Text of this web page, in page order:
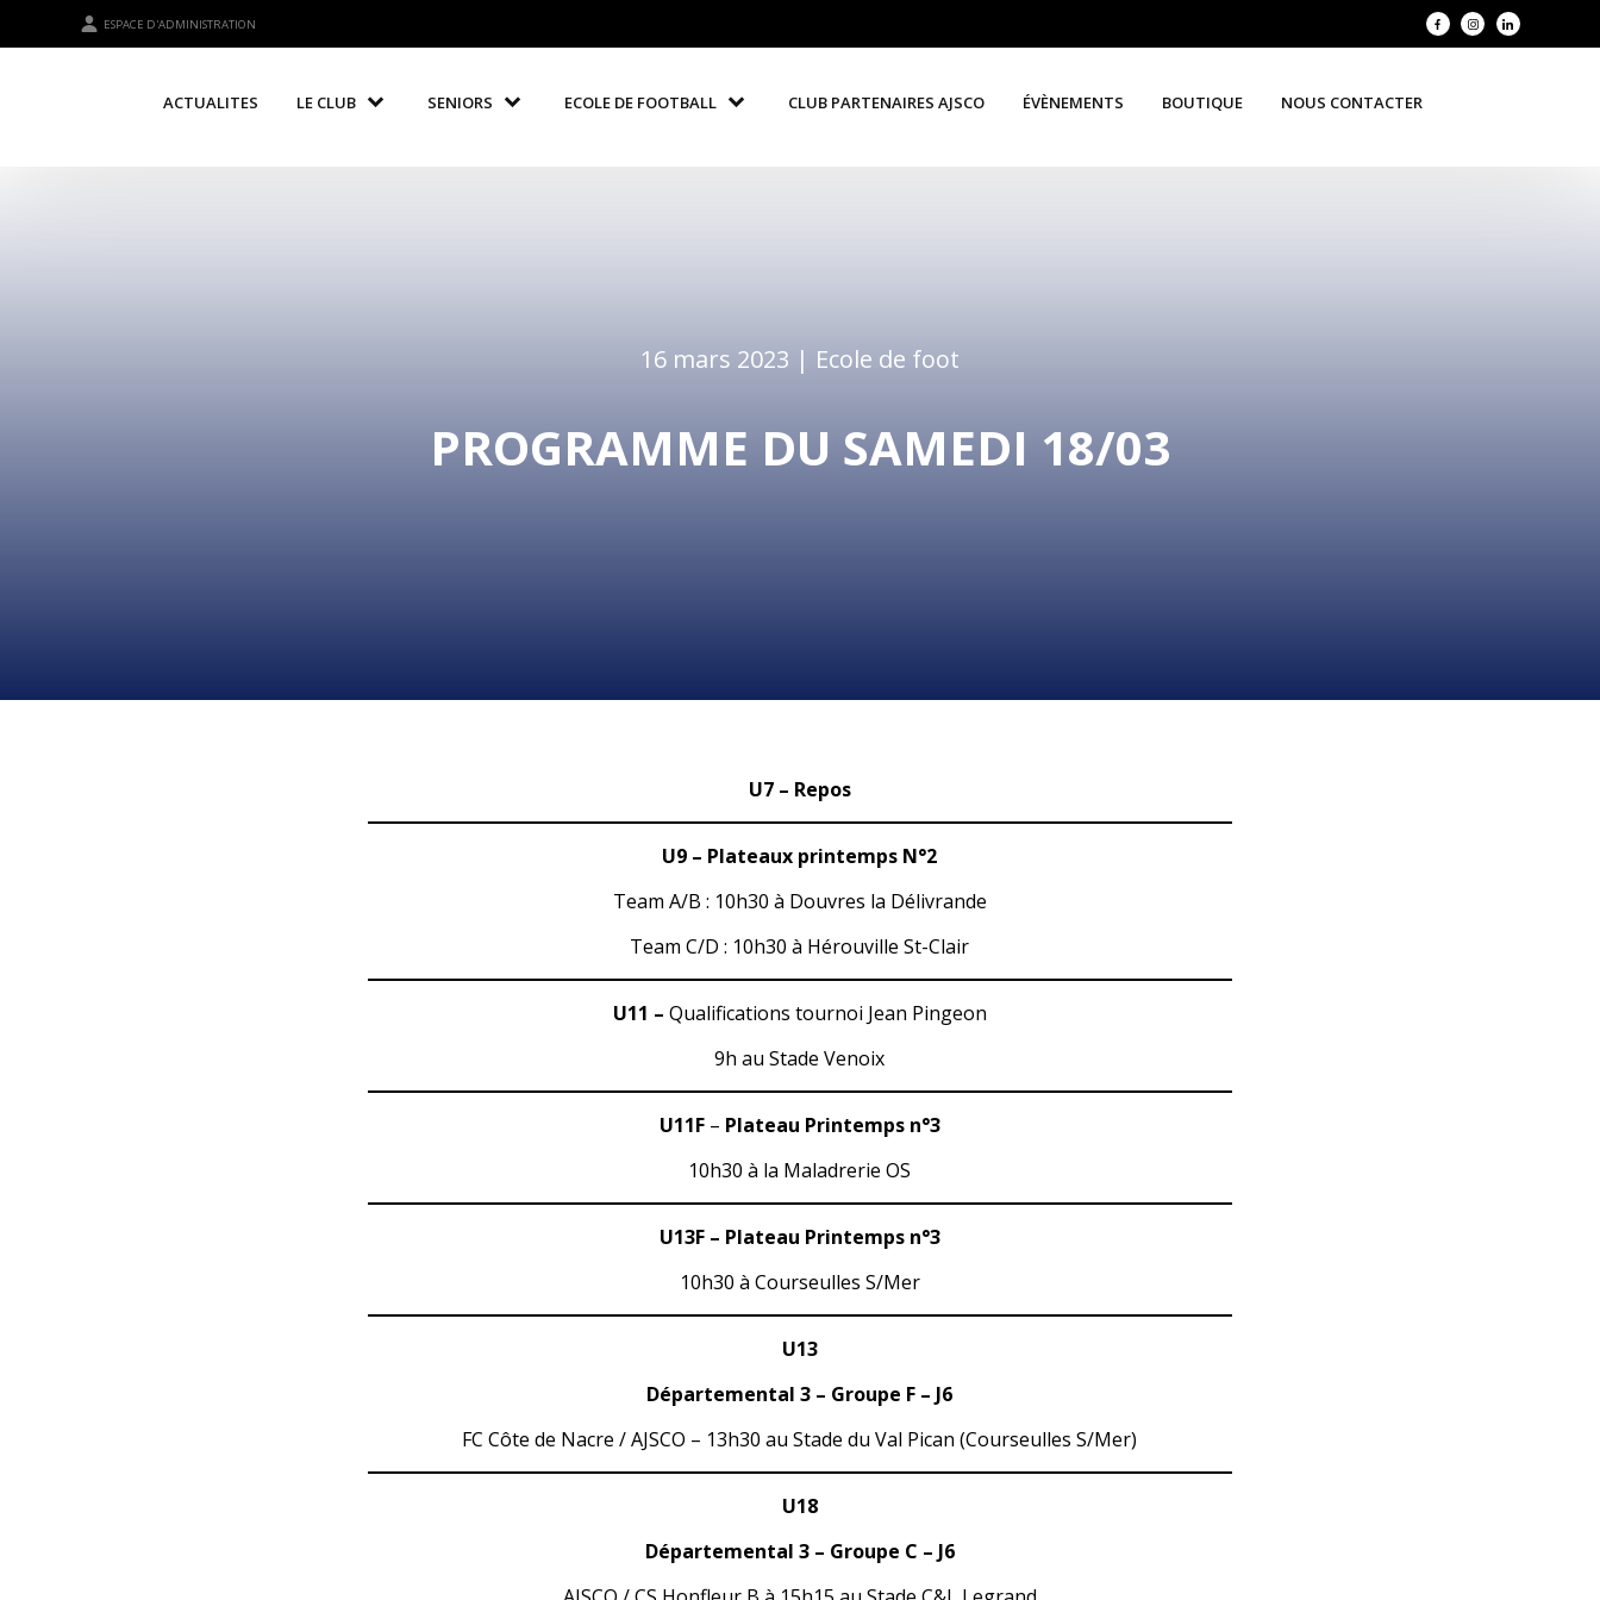
ESPACE D'ADMINISTRATION
ACTUALITES LE CLUB SENIORS ECOLE DE FOOTBALL CLUB PARTENAIRES AJSCO ÉVÈNEMENTS BOUTIQUE NOUS CONTACTER
16 mars 2023 | Ecole de foot
PROGRAMME DU SAMEDI 18/03
U7 – Repos
U9 – Plateaux printemps N°2
Team A/B : 10h30 à Douvres la Délivrande
Team C/D : 10h30 à Hérouville St-Clair
U11 – Qualifications tournoi Jean Pingeon
9h au Stade Venoix
U11F – Plateau Printemps n°3
10h30 à la Maladrerie OS
U13F – Plateau Printemps n°3
10h30 à Courseulles S/Mer
U13
Départemental 3 – Groupe F – J6
FC Côte de Nacre / AJSCO – 13h30 au Stade du Val Pican (Courseulles S/Mer)
U18
Départemental 3 – Groupe C – J6